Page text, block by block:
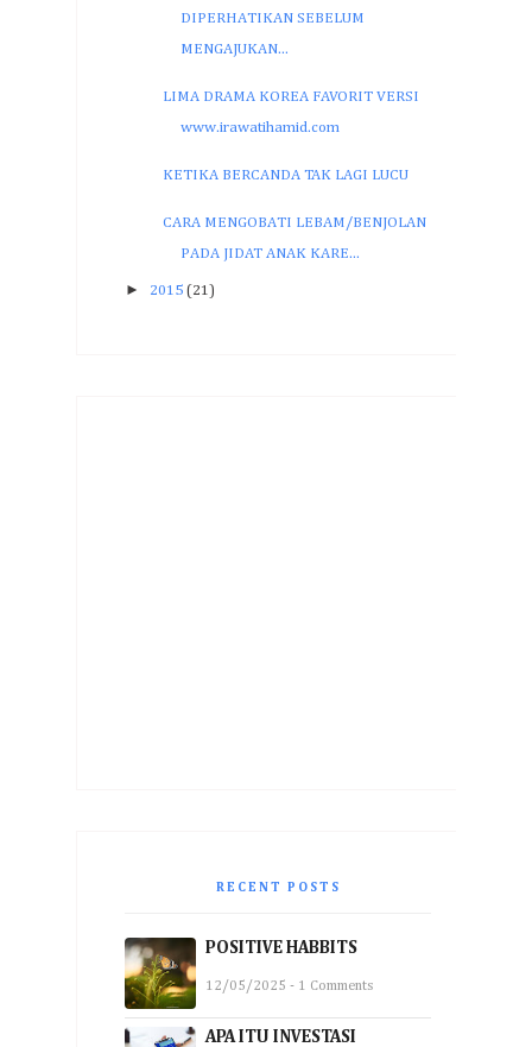
DIPERHATIKAN SEBELUM
MENGAJUKAN...
LIMA DRAMA KOREA FAVORIT VERSI
www.irawatihamid.com
KETIKA BERCANDA TAK LAGI LUCU
CARA MENGOBATI LEBAM/BENJOLAN
PADA JIDAT ANAK KARE...
► 2015 (21)
RECENT POSTS
POSITIVE HABBITS
12/05/2025 - 1 Comments
APA ITU INVESTASI